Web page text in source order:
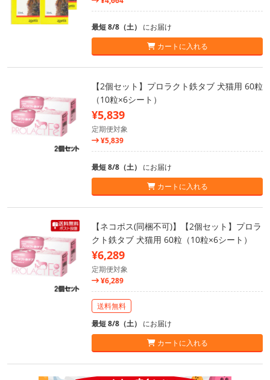
最短 8/8（土） にお届け
カートに入れる
【2個セット】プロラクト鉄タブ 犬猫用 60粒
（10粒×6シート）
¥5,839
定期便対象
¥5,839
最短 8/8（土） にお届け
カートに入れる
【ネコポス(同梱不可)】【2個セット】プロラ
クト鉄タブ 犬猫用 60粒（10粒×6シート）
¥6,289
定期便対象
¥6,289
送料無料
最短 8/8（土） にお届け
カートに入れる